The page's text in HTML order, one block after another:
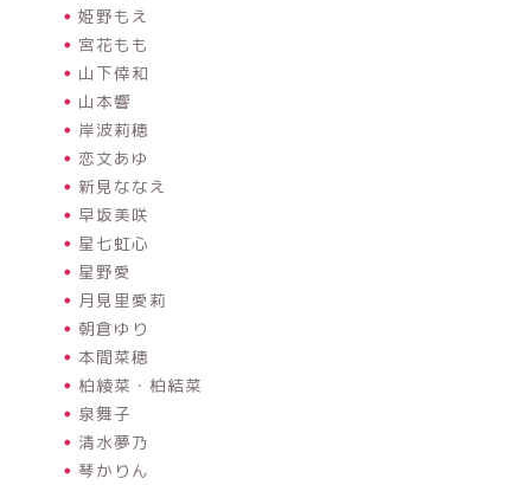
姫野もえ
宮花もも
山下倖和
山本響
岸波莉穂
恋文あゆ
新見ななえ
早坂美咲
星七虹心
星野愛
月見里愛莉
朝倉ゆり
本間菜穂
柏綾菜・柏結菜
泉舞子
清水夢乃
琴かりん